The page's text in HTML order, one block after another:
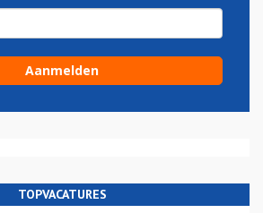
TOPVACATURES